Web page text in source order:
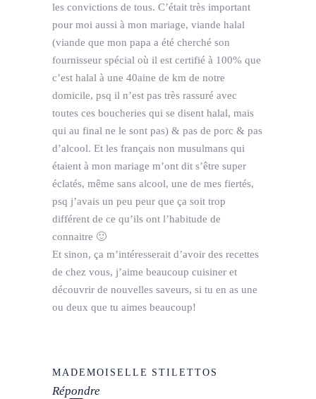
les convictions de tous. C’était très important
pour moi aussi à mon mariage, viande halal
(viande que mon papa a été cherché son
fournisseur spécial où il est certifié à 100% que
c’est halal à une 40aine de km de notre
domicile, psq il n’est pas très rassuré avec
toutes ces boucheries qui se disent halal, mais
qui au final ne le sont pas) & pas de porc & pas
d’alcool. Et les français non musulmans qui
étaient à mon mariage m’ont dit s’être super
éclatés, même sans alcool, une de mes fiertés,
psq j’avais un peu peur que ça soit trop
différent de ce qu’ils ont l’habitude de
connaitre 🙂
Et sinon, ça m’intéresserait d’avoir des recettes
de chez vous, j’aime beaucoup cuisiner et
découvrir de nouvelles saveurs, si tu en as une
ou deux que tu aimes beaucoup!
MADEMOISELLE STILETTOS
Répondre